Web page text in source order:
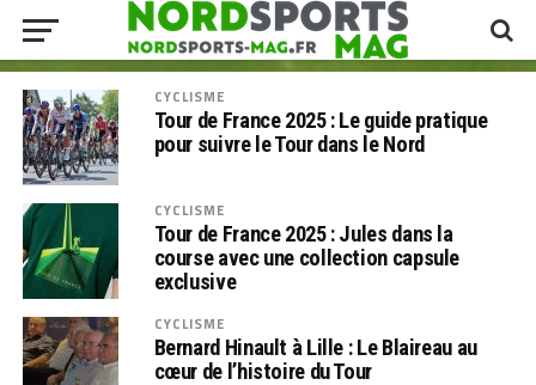
CYCLISME
Tour de France 2025 : Le guide pratique
pour suivre le Tour dans le Nord
CYCLISME
Tour de France 2025 : Jules dans la
course avec une collection capsule
exclusive
CYCLISME
Bernard Hinault à Lille : Le Blaireau au
cœur de l’histoire du Tour